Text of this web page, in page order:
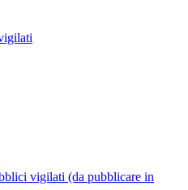
vigilati (da pubblicare in